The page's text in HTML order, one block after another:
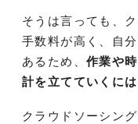
そうは言っても、
手数料が高く、自
あるため、 作業や
計を立てていくに
クラウドソーシン